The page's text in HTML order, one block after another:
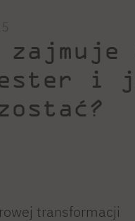
i
transformacji